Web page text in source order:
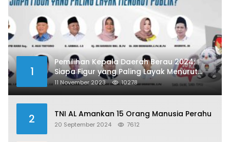
1
Pemilihan Kepala Daerah Berau 2024:
Siapa Figur yang Paling Layak Menurut
Publik?
11 November 2023 10278
2 TNI AL Amankan 15 Orang Manusia Perahu
20 September 2024 7612